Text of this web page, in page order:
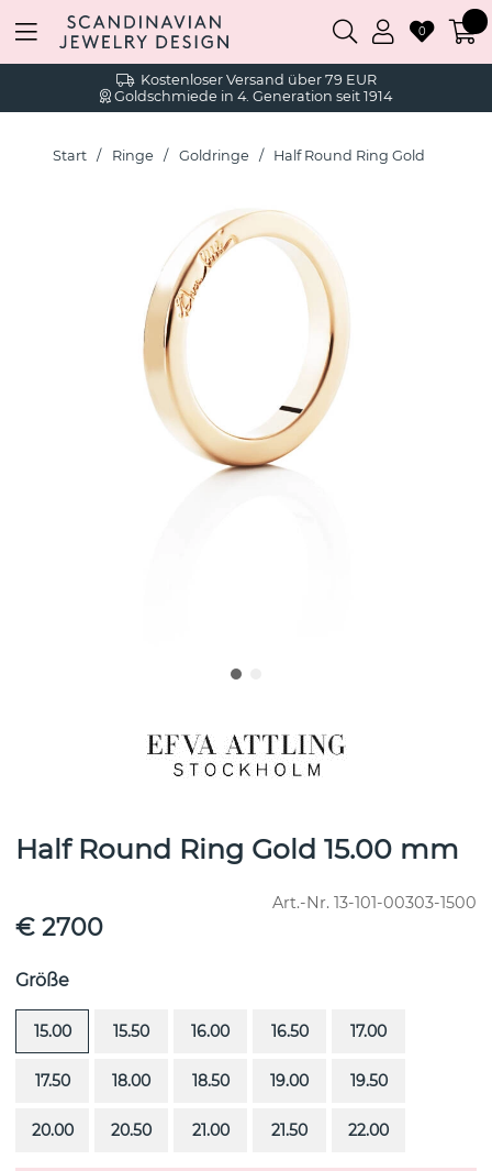
Kostenloser Versand über 79 EUR
Goldschmiede in 4. Generation seit 1914
0
Start Ringe Goldringe Half Round Ring Gold
Half Round Ring Gold 15.00 mm
Art.-Nr. 13-101-00303-1500
€ 2700
Größe
15.00 15.50 16.00 16.50 17.00
17.50 18.00 18.50 19.00 19.50
20.00 20.50 21.00 21.50 22.00